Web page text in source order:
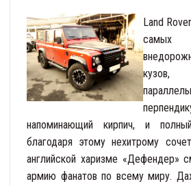
Land
напоминающий кирпич, и
благодаря этому нехитрому
английской харизме «Дефендер»
армию фанатов по всему миру.